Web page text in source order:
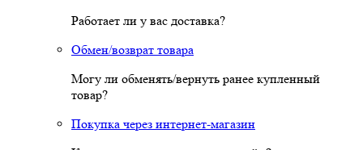
Работает ли у вас доставка?
Обмен/возврат товара
Могу ли обменять/вернуть ранее купленный
товар?
Покупка через интернет-магазин